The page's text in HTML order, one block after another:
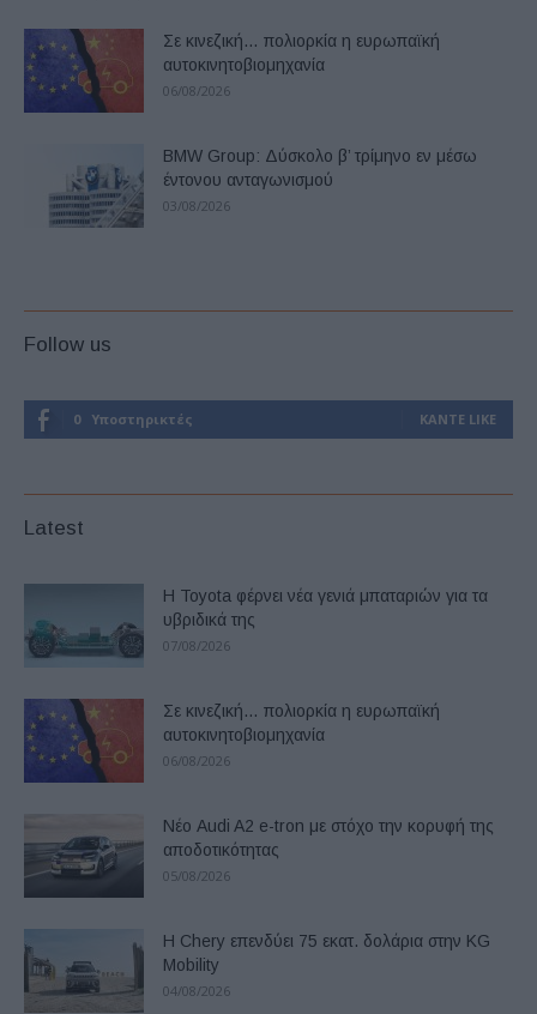
Σε κινεζική… πολιορκία η ευρωπαϊκή
αυτοκινητοβιομηχανία
06/08/2026
BMW Group: Δύσκολο β’ τρίμηνο εν μέσω
έντονου ανταγωνισμού
03/08/2026
Follow us
0 Υποστηρικτές ΚΆΝΤΕ LIKE
Latest
Η Toyota φέρνει νέα γενιά μπαταριών για τα
υβριδικά της
07/08/2026
Σε κινεζική… πολιορκία η ευρωπαϊκή
αυτοκινητοβιομηχανία
06/08/2026
Νέο Audi A2 e-tron με στόχο την κορυφή της
αποδοτικότητας
05/08/2026
Η Chery επενδύει 75 εκατ. δολάρια στην KG
Mobility
04/08/2026